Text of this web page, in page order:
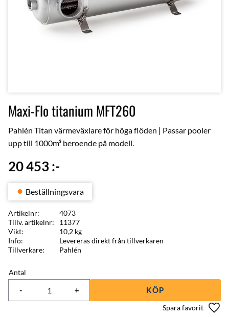
Maxi-Flo titanium MFT260
Pahlén Titan värmeväxlare för höga flöden | Passar pooler
upp till 1000m³ beroende på modell.
20 453:-
Antal
+
- KÖP
Beställningsvara
Artikelnr
4073
Tillv. artikelnr
11377
Vikt
10,2 kg
Info
Levereras direkt från tillverkaren
Tillverkare
Pahlén